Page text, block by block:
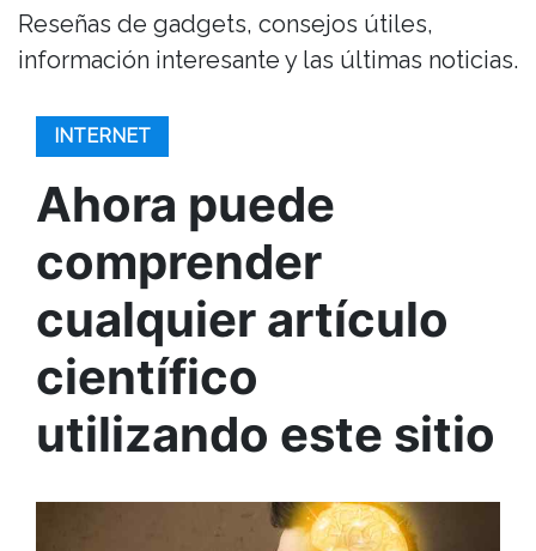
Reseñas de gadgets, consejos útiles,
información interesante y las últimas noticias.
INTERNET
Ahora puede
comprender
cualquier artículo
científico
utilizando este sitio